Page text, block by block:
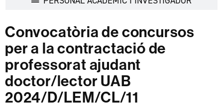
Convocatòria de concursos
per a la contractació de
professorat ajudant
doctor/lector UAB
2024/D/LEM/CL/11